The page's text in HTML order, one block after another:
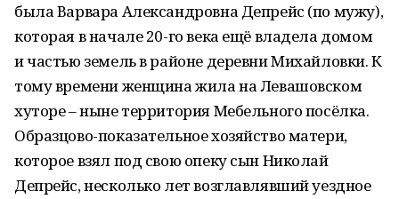
была Варвара Александровна Депрейс (по мужу),
которая в начале 20-го века ещё владела домом
и частью земель в районе деревни Михайловки. К
тому времени женщина жила на Левашовском
хуторе – ныне территория Мебельного посёлка.
Образцово-показательное хозяйство матери,
которое взял под свою опеку сын Николай
Депрейс, несколько лет возглавлявший уездное